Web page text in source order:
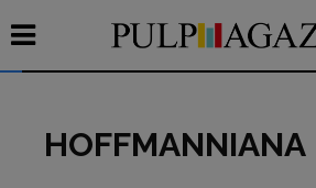
HOFFMANNIANA